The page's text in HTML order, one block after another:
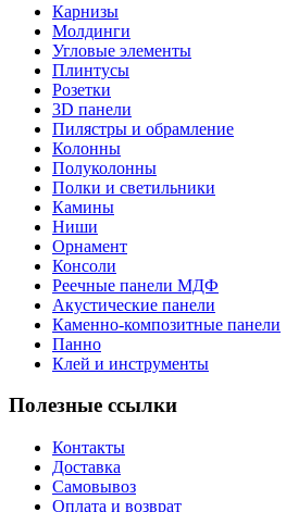
Карнизы
Молдинги
Угловые элементы
Плинтусы
Розетки
3D панели
Пилястры и обрамление
Колонны
Полуколонны
Полки и светильники
Камины
Ниши
Орнамент
Консоли
Реечные панели МДФ
Акустические панели
Каменно-композитные панели
Панно
Клей и инструменты
Полезные ссылки
Контакты
Доставка
Самовывоз
Оплата и возврат